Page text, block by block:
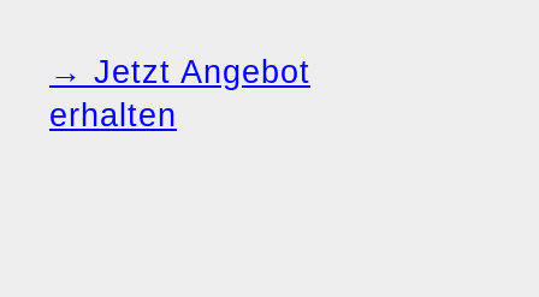
→ Jetzt Angebot
erhalten